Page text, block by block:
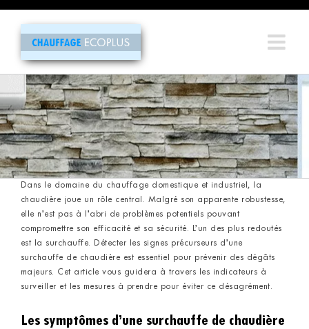
contenu
Dans le domaine du chauffage domestique et industriel, la
chaudière joue un rôle central. Malgré son apparente robustesse,
elle n’est pas à l’abri de problèmes potentiels pouvant
compromettre son efficacité et sa sécurité. L’un des plus redoutés
est la surchauffe. Détecter les signes précurseurs d’une
surchauffe de chaudière est essentiel pour prévenir des dégâts
majeurs. Cet article vous guidera à travers les indicateurs à
surveiller et les mesures à prendre pour éviter ce désagrément.
Les symptômes d’une surchauffe de chaudière